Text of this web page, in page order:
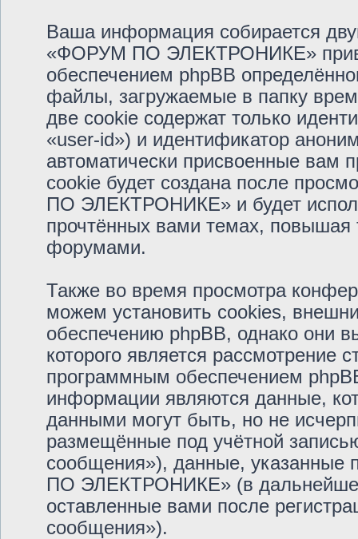
Ваша информация собирается
«ФОРУМ ПО ЭЛЕКТРОНИКЕ»
обеспечением phpBB
файлы, загружаемые в папку
две cookie содержат только
«user-id») и идентификатор
автоматически присвоенные вам
cookie будет создана после
ПО ЭЛЕКТРОНИКЕ» и будет
прочтённых вами темах, повышая
форумами.
Также во время просмотра
можем установить cookies,
обеспечению phpBB, однако они
которого является рассмотрение
программным обеспечением
информации являются данные,
данными могут быть, но не
размещённые под учётной
сообщения»), данные, указанные
ПО ЭЛЕКТРОНИКЕ» (в
оставленные вами после
сообщения»).